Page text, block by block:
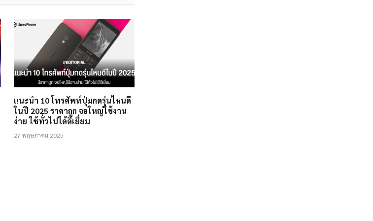
แนะนำ 10 โทรศัพท์ปุ่มกดรุ่นไหนดี
ในปี 2025 ราคาถูก จอใหญ่ใช้งาน
ง่าย ใช้ทั่วไปได้ดีเยี่ยม
27 พฤษภาคม 2025